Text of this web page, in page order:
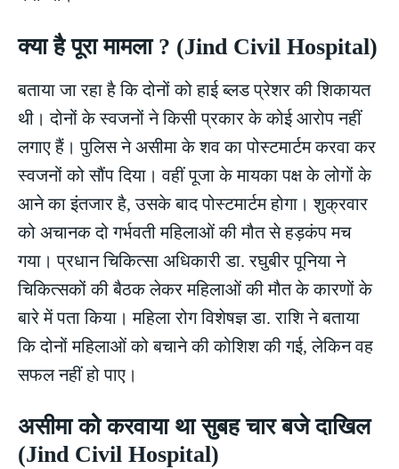
क्या है पूरा मामला ? (Jind Civil Hospital)
बताया जा रहा है कि दोनों को हाई ब्लड प्रेशर की शिकायत
थी। दोनों के स्वजनों ने किसी प्रकार के कोई आरोप नहीं
लगाए हैं। पुलिस ने असीमा के शव का पोस्टमार्टम करवा कर
स्वजनों को सौंप दिया। वहीं पूजा के मायका पक्ष के लोगों के
आने का इंतजार है, उसके बाद पोस्टमार्टम होगा। शुक्रवार
को अचानक दो गर्भवती महिलाओं की मौत से हड़कंप मच
गया। प्रधान चिकित्सा अधिकारी डा. रघुबीर पूनिया ने
चिकित्सकों की बैठक लेकर महिलाओं की मौत के कारणों के
बारे में पता किया। महिला रोग विशेषज्ञ डा. राशि ने बताया
कि दोनों महिलाओं को बचाने की कोशिश की गई, लेकिन वह
सफल नहीं हो पाए।
असीमा को करवाया था सुबह चार बजे दाखिल
(Jind Civil Hospital)